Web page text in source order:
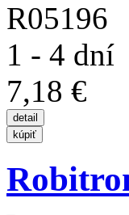
R05196
1 - 4 dní
7,18 €